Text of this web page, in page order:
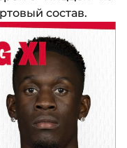
состав.